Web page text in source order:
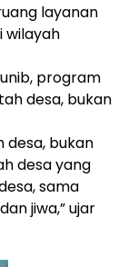
layanan
wilayah
program
desa, bukan
desa, bukan
desa yang
sama
jiwa,” ujar